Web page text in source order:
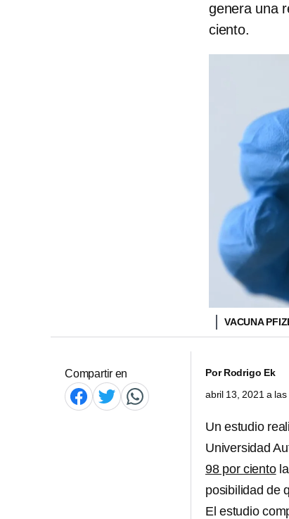
genera una
ciento.
VACUNA
Compartir en PorRodrigo Ek
abril 13, 2021 a
Un estudio
Universidad
98 por cientola
posibilidad de
El estudio